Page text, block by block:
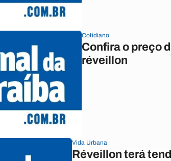
Cotidiano
Confira o preço
réveillon
Vida Urbana
Réveillon terá